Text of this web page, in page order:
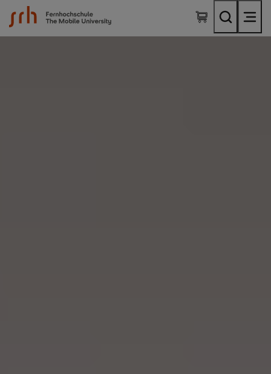
SRH Fernhochschule - The Mobile University